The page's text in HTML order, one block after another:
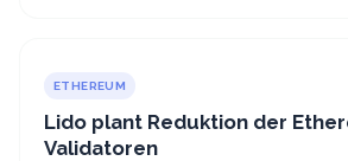
ETHEREUM
Lido plant Reduktion der
Validatoren